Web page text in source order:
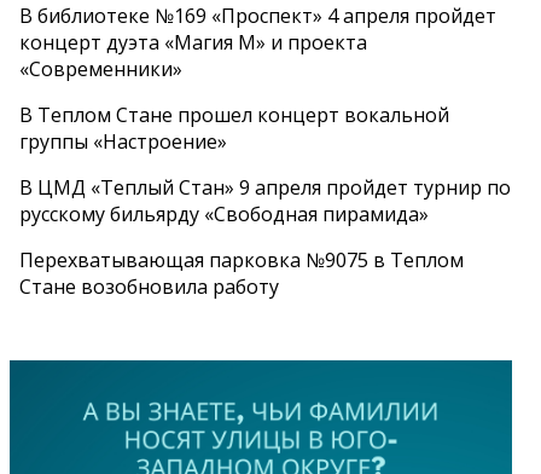
В библиотеке №169 «Проспект» 4 апреля пройдет
концерт дуэта «Магия М» и проекта
«Современники»
В Теплом Стане прошел концерт вокальной
группы «Настроение»
В ЦМД «Теплый Стан» 9 апреля пройдет турнир по
русскому бильярду «Свободная пирамида»
Перехватывающая парковка №9075 в Теплом
Стане возобновила работу